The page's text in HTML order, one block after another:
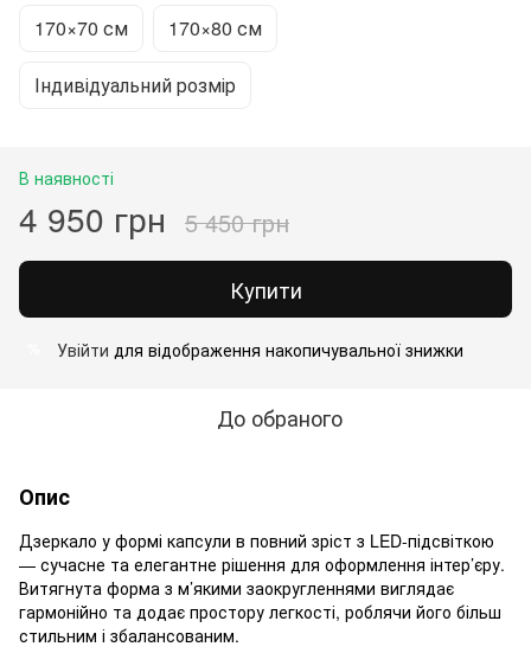
170×70 см 170×80 см
Індивідуальний розмір
В наявності
4 950 грн 5 450 грн
Купити
Увійти для відображення накопичувальної знижки
До обраного
Опис
Дзеркало у формі капсули в повний зріст з LED-підсвіткою
— сучасне та елегантне рішення для оформлення інтер’єру.
Витягнута форма з м’якими заокругленнями виглядає
гармонійно та додає простору легкості, роблячи його більш
стильним і збалансованим.